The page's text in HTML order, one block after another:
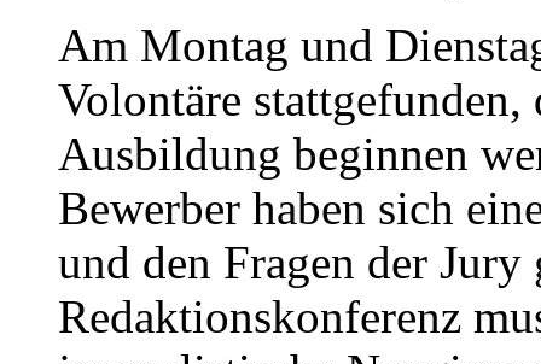
Am Montag und
Volontäre
Ausbildung beginnen
Bewerber haben sich
und den Fragen der
Redaktionskonferenz